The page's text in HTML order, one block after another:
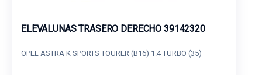
ELEVALUNAS TRASERO DERECHO 39142320
OPEL ASTRA K SPORTS TOURER (B16) 1.4 TURBO (35)